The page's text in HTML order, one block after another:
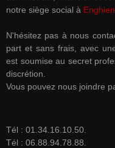
notre siège social à
N'hésitez pas à nous
part et sans frais, avec
est soumise au secret
discrétion.
Vous pouvez nous joindre
Tél : 01.34.16.10.50.
Tél : 06.88.94.78.88.